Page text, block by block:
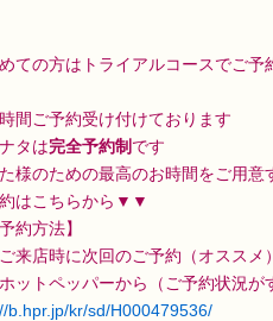
ての方はトライアルコースでご予
間ご予約受け付けております
タは完全予約制 です
様のための最高のお時間をご用意
はこちらから▼▼
約方法】
来店時に次回のご予約（オススメ）
ットペッパーから（ご予約状況が
b.hpr.jp/kr/sd/H000479536/